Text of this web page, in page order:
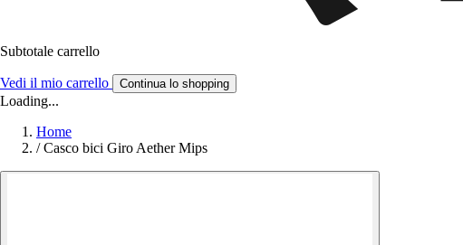
Subtotale carrello
Vedi il mio carrello Continua lo shopping
Loading...
Home
/ Casco bici Giro Aether Mips